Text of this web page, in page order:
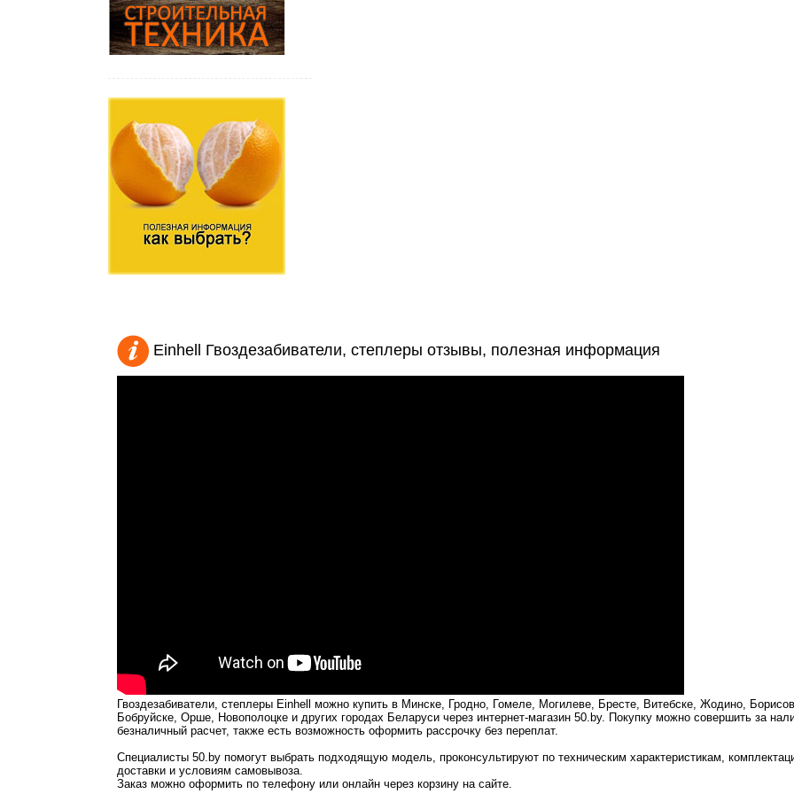
Einhell Гвоздезабиватели, степлеры отзывы, полезная информация
Гвоздезабиватели, степлеры Einhell можно купить в Минске, Гродно, Гомеле, Могилеве, Бресте, Витебске, Жодино,
Бобруйске, Орше, Новополоцке и других городах Беларуси через интернет-магазин 50.by. Покупку можно совершить за
безналичный расчет, также есть возможность оформить рассрочку без переплат.
Специалисты 50.by помогут выбрать подходящую модель, проконсультируют по техническим характеристикам,
доставки и условиям самовывоза.
Заказ можно оформить по телефону или онлайн через корзину на сайте.